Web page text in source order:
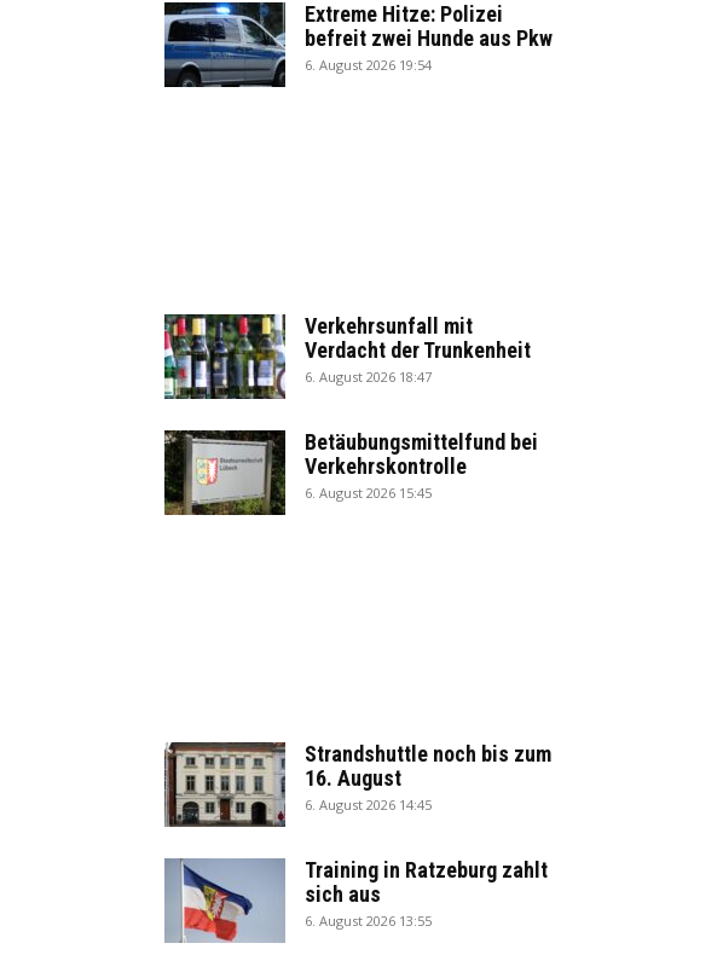
Extreme Hitze: Polizei
befreit zwei Hunde aus Pkw
6. August 2026 19:54
Verkehrsunfall mit
Verdacht der Trunkenheit
6. August 2026 18:47
Betäubungsmittelfund bei
Verkehrskontrolle
6. August 2026 15:45
Strandshuttle noch bis zum
16. August
6. August 2026 14:45
Training in Ratzeburg zahlt
sich aus
6. August 2026 13:55